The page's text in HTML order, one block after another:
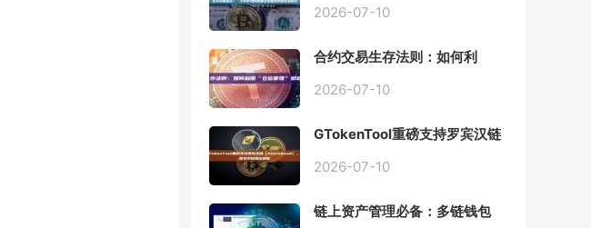
2026-07-10
合约交易生存法则：如何利
2026-07-10
GTokenTool重磅支持罗宾汉链
程全解析
2026-07-10
链上资产管理必备：多链钱包